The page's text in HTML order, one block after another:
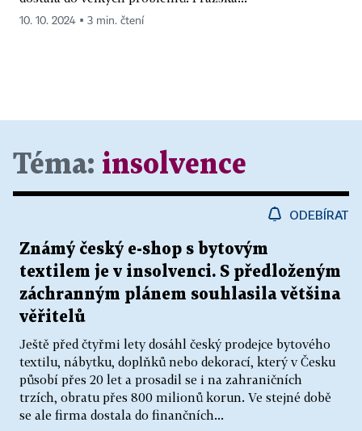
10. 10. 2024 ▪ 3 min. čtení
Téma: insolvence
ODEBÍRAT
Známý český e-shop s bytovým
textilem je v insolvenci. S předloženým
záchranným plánem souhlasila většina
věřitelů
Ještě před čtyřmi lety dosáhl český prodejce bytového
textilu, nábytku, doplňků nebo dekorací, který v Česku
působí přes 20 let a prosadil se i na zahraničních
trzích, obratu přes 800 milionů korun. Ve stejné době
se ale firma dostala do finančních...